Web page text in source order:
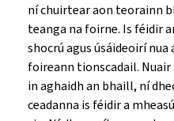
ní chuirtear aon teorainn
teanga na foirne. Is féidir
shocrú agus úsáideoirí
foireann tionscadail.
in aghaidh an bhaill, ní
ceadanna is féidir a